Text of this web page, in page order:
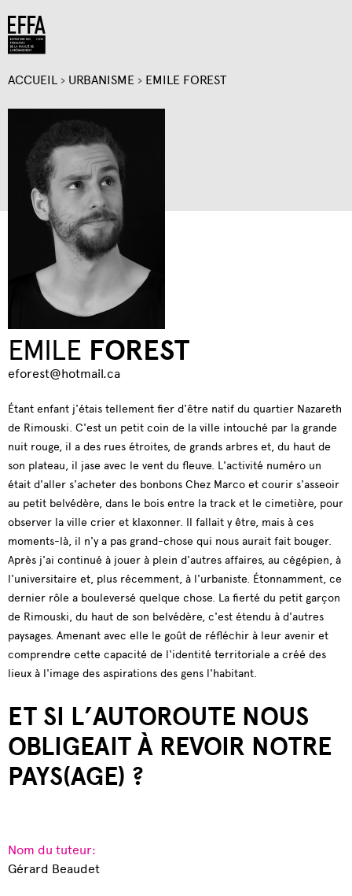
VOUS
ÊTES
ICI
ACCUEIL › URBANISME › EMILE FOREST
EMILE FOREST
eforest@hotmail.ca
Étant enfant j'étais tellement fier d'être natif du quartier Nazareth
de Rimouski. C'est un petit coin de la ville intouché par la grande
nuit rouge, il a des rues étroites, de grands arbres et, du haut de
son plateau, il jase avec le vent du fleuve. L'activité numéro un
était d'aller s'acheter des bonbons Chez Marco et courir s'asseoir
au petit belvédère, dans le bois entre la track et le cimetière, pour
observer la ville crier et klaxonner. Il fallait y être, mais à ces
moments-là, il n'y a pas grand-chose qui nous aurait fait bouger.
Après j'ai continué à jouer à plein d'autres affaires, au cégépien, à
l'universitaire et, plus récemment, à l'urbaniste. Étonnamment, ce
dernier rôle a bouleversé quelque chose. La fierté du petit garçon
de Rimouski, du haut de son belvédère, c'est étendu à d'autres
paysages. Amenant avec elle le goût de réfléchir à leur avenir et
comprendre cette capacité de l'identité territoriale a créé des
lieux à l'image des aspirations des gens l'habitant.
ET SI L’AUTOROUTE NOUS
OBLIGEAIT À REVOIR NOTRE
PAYS(AGE) ?
Nom du tuteur:
Gérard Beaudet